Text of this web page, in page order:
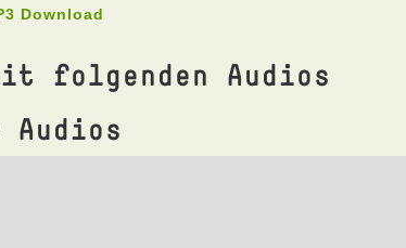
Download
folgenden Audios
Audios